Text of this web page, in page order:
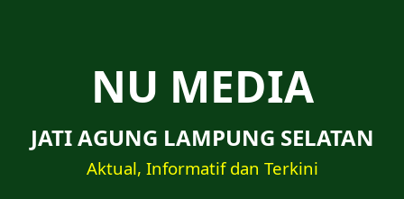
NU MEDIA
JATI AGUNG LAMPUNG SELATAN
Aktual, Informatif dan Terkini